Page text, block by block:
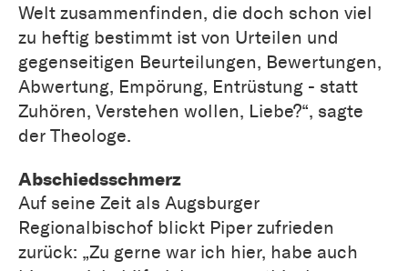
Welt zusammenfinden, die doch schon viel
zu heftig bestimmt ist von Urteilen und
gegenseitigen Beurteilungen, Bewertungen,
Abwertung, Empörung, Entrüstung - statt
Zuhören, Verstehen wollen, Liebe?“, sagte
der Theologe.
Abschiedsschmerz
Auf seine Zeit als Augsburger
Regionalbischof blickt Piper zufrieden
zurück: „Zu gerne war ich hier, habe auch